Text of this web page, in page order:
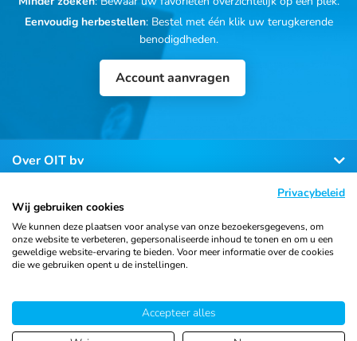
Eenvoudig herbestellen: Bestel met één klik uw terugkerende
benodigdheden.
Account aanvragen
Over OIT bv
Klantenservice
Contact
& Trading B.V.
Algemene voorwaarden
verklaring
Cookiebeleid Sitemap
Privacybeleid
Wij gebruiken cookies
We kunnen deze plaatsen voor analyse van onze bezoekersgegevens, om
onze website te verbeteren, gepersonaliseerde inhoud te tonen en om u een
geweldige website-ervaring te bieden. Voor meer informatie over de cookies
die we gebruiken opent u de instellingen.
Accepteer alles